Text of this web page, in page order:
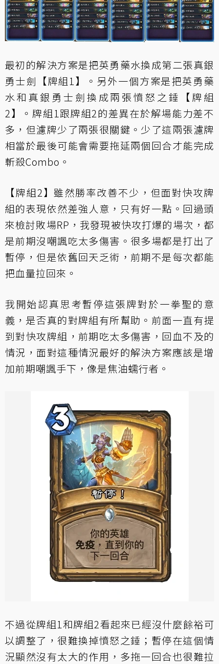
最初的解決方案是把英勇藥水換成第二張真銀
勇士劍【牌組1】。另外一個方案是把英勇藥
水和真銀勇士劍換成兩張憤怒之錘【牌組
2】。牌組1跟牌組2的差異在於解場能力差不
多，但濾牌少了兩張很關鍵。少了這兩張濾牌
相當於最後可能會需要拖延兩個回合才能完成
斬殺Combo。
【牌組2】雖然勝率改善不少，但面對快攻牌
組的表現依然差強人意，只有好一點。回過頭
來檢討敗場RP，我發現被快攻打爆的場次，都
是前期沒嘲諷吃太多傷害。很多場都是打出了
暫停，但是依舊回天乏術，前期不是每次都能
把血量拉回來。
我開始認真思考暫停這張牌對於一拳聖的意
義，是否真的對牌組有所幫助。前面一直有提
到對快攻牌組，前期吃太多傷害，回血不及的
情況，面對這種情況最好的解決方案應該是增
加前期嘲諷手下，像是焦油蠕行者。
不過從牌組1和牌組2看起來已經沒什麼餘裕可
以調整了，很難換掉憤怒之錘；暫停在這個情
況顯然沒有太大的作用，多拖一回合也很難拉